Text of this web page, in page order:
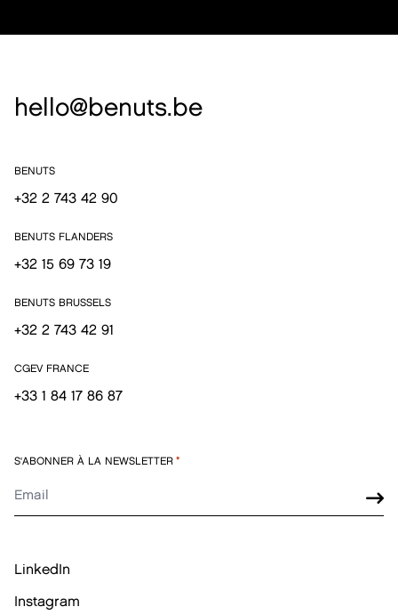
hello@benuts.be
BENUTS
+32 2 743 42 90
BENUTS FLANDERS
+32 15 69 73 19
BENUTS BRUSSELS
+32 2 743 42 91
CGEV FRANCE
+33 1 84 17 86 87
S'ABONNER À LA NEWSLETTER *
LinkedIn
Instagram